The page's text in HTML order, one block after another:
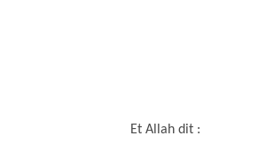
Et Allah dit :